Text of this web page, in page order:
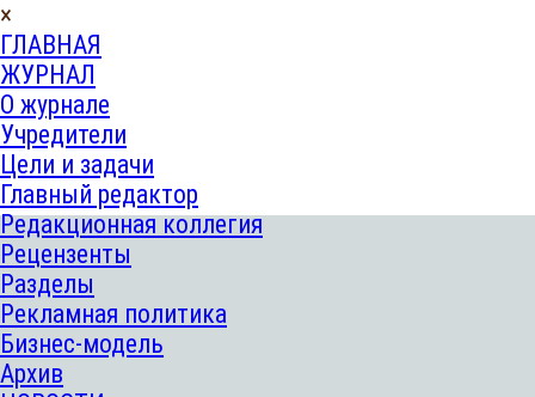
×
ГЛАВНАЯ
ЖУРНАЛ
О журнале
Учредители
Цели и задачи
Главный редактор
Редакционная коллегия
Рецензенты
Разделы
Рекламная политика
Бизнес-модель
Архив